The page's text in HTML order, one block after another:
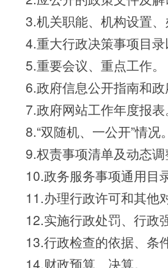
3.机关职能、机构设置、
4.重大行政决策事项目录
5.重要会议、重点工作。
6.政府信息公开指南和政
7.政府网站工作年度报表
8.“双随机、一公开”情况。
9.权责事项清单及动态调
10.政务服务事项通用目录
11.办理行政许可和其他对
12.实施行政处罚、行政强
13.行政检查的依据、条件
14.财政预算、决算。